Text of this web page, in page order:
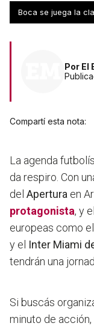
importantes -
Boca se juega la
Por El
Compartí esta nota:
La agenda
da respiro. Con
del Apertura en
protagonista, y
europeas como el
y el Inter Miami
tendrán una
Si buscás
minuto de